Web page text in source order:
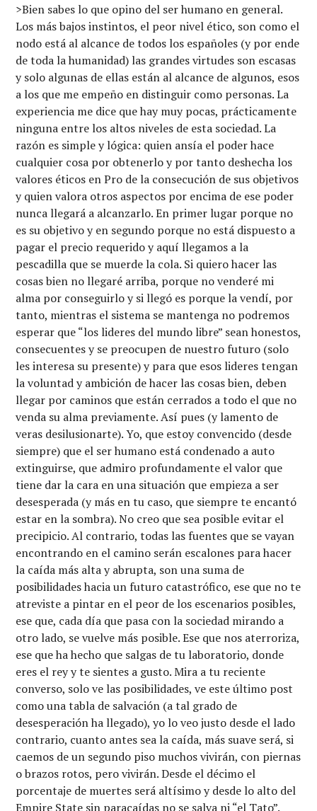
>Bien sabes lo que opino del ser humano en general.
Los más bajos instintos, el peor nivel ético, son como el
nodo está al alcance de todos los españoles (y por ende
de toda la humanidad) las grandes virtudes son escasas
y solo algunas de ellas están al alcance de algunos, esos
a los que me empeño en distinguir como personas. La
experiencia me dice que hay muy pocas, prácticamente
ninguna entre los altos niveles de esta sociedad. La
razón es simple y lógica: quien ansía el poder hace
cualquier cosa por obtenerlo y por tanto deshecha los
valores éticos en Pro de la consecución de sus objetivos
y quien valora otros aspectos por encima de ese poder
nunca llegará a alcanzarlo. En primer lugar porque no
es su objetivo y en segundo porque no está dispuesto a
pagar el precio requerido y aquí llegamos a la
pescadilla que se muerde la cola. Si quiero hacer las
cosas bien no llegaré arriba, porque no venderé mi
alma por conseguirlo y si llegó es porque la vendí, por
tanto, mientras el sistema se mantenga no podremos
esperar que “los lideres del mundo libre” sean honestos,
consecuentes y se preocupen de nuestro futuro (solo
les interesa su presente) y para que esos lideres tengan
la voluntad y ambición de hacer las cosas bien, deben
llegar por caminos que están cerrados a todo el que no
venda su alma previamente. Así pues (y lamento de
veras desilusionarte). Yo, que estoy convencido (desde
siempre) que el ser humano está condenado a auto
extinguirse, que admiro profundamente el valor que
tiene dar la cara en una situación que empieza a ser
desesperada (y más en tu caso, que siempre te encantó
estar en la sombra). No creo que sea posible evitar el
precipicio. Al contrario, todas las fuentes que se vayan
encontrando en el camino serán escalones para hacer
la caída más alta y abrupta, son una suma de
posibilidades hacia un futuro catastrófico, ese que no te
atreviste a pintar en el peor de los escenarios posibles,
ese que, cada día que pasa con la sociedad mirando a
otro lado, se vuelve más posible. Ese que nos aterroriza,
ese que ha hecho que salgas de tu laboratorio, donde
eres el rey y te sientes a gusto. Mira a tu reciente
converso, solo ve las posibilidades, ve este último post
como una tabla de salvación (a tal grado de
desesperación ha llegado), yo lo veo justo desde el lado
contrario, cuanto antes sea la caída, más suave será, si
caemos de un segundo piso muchos vivirán, con piernas
o brazos rotos, pero vivirán. Desde el décimo el
porcentaje de muertes será altísimo y desde lo alto del
Empire State sin paracaídas no se salva ni “el Tato”.